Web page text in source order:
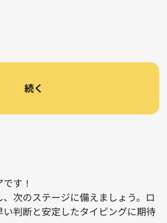
続く
す！
次のステージに備えましょう。ロ
判断と安定したタイピングに期待